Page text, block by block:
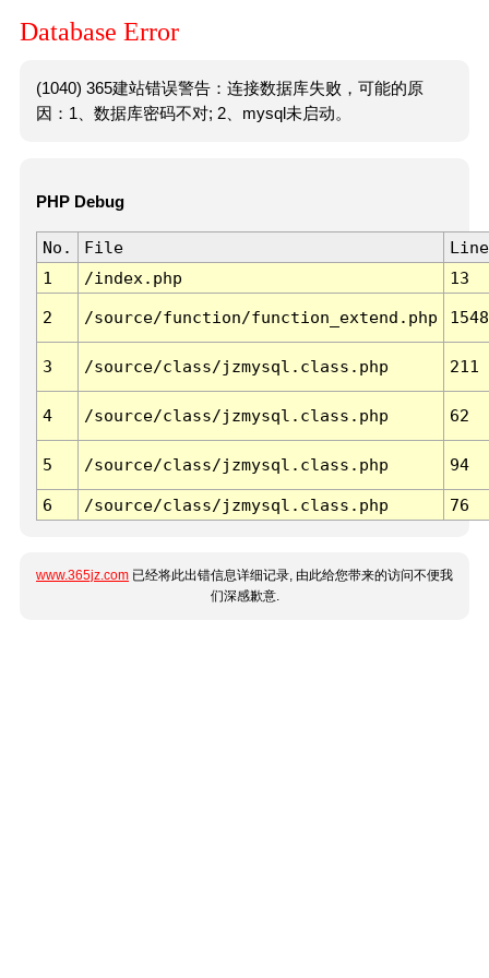
Database Error
(1040) 365建站错误警告：连接数据库失败，可能的原
因：1、数据库密码不对; 2、mysql未启动。
PHP Debug
No. File
Line
1
/index.php 13
2 /source/function/function_extend.php 1548
3 /source/class/jzmysql.class.php 211
4 /source/class/jzmysql.class.php 62
5 /source/class/jzmysql.class.php 94
6 /source/class/jzmysql.class.php 76
www.365jz.com 已经将此出错信息详细记录, 由此给您带来的访问不便我
们深感歉意.